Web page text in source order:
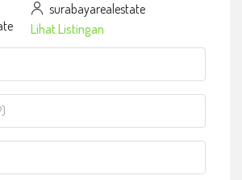
surabayarealestate
Lihat Listingan